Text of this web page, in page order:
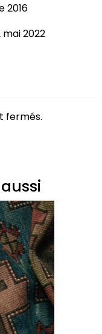
2016
mai 2022
fermés.